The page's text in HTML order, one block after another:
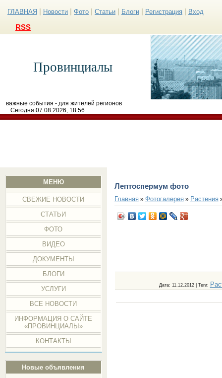
ГЛАВНАЯ Новости Фото Статьи Блоги Регистрация Вход
RSS
Провинциалы
важные события - для жителей регионов
Сегодня 07.08.2026, 18:56
МЕНЮ
СВЕЖИЕ НОВОСТИ
СТАТЬИ
ФОТО
ВИДЕО
ДОКУМЕНТЫ
БЛОГИ
УСЛУГИ
ВСЕ НОВОСТИ
ИНФОРМАЦИЯ О САЙТЕ
«ПРОВИНЦИАЛЫ»
КОНТАКТЫ
Новые объявления
Лептоспермум фото
Главная» Фотогалерея» Растения
Дата: 11.12.2012 | Теги: